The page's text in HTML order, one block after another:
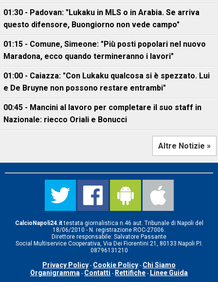
01:30 - Padovan: "Lukaku in MLS o in Arabia. Se arriva
questo difensore, Buongiorno non vede campo"
01:15 - Comune, Simeone: "Più posti popolari nel nuovo
Maradona, ecco quando termineranno i lavori"
01:00 - Caiazza: "Con Lukaku qualcosa si è spezzato. Lui
e De Bruyne non possono restare entrambi"
00:45 - Mancini al lavoro per completare il suo staff in
Nazionale: riecco Oriali e Bonucci
Altre Notizie »
CalcioNapoli24.ittestata giornalistica n.46 aut. Tribunale di Napoli del
18/06/2010 - N. registrazione ROC-27006.
Direttore responsabile: Salvatore Passante
Social Multiservice Cooperativa, Via Dei Fiorentini 21, 80133 Napoli P.I.
08796131210
Privacy Policy - Cookie Policy - Chi Siamo
Organigramma - Contatti - Rettifiche - Linee Guida